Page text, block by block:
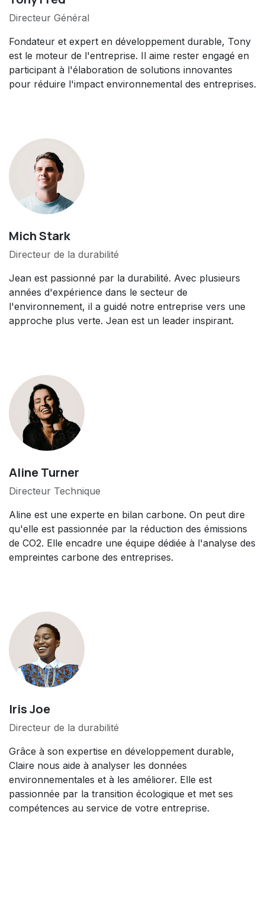
Directeur Général
Fondateur et expert en développement durable, Tony
est le moteur de l'entreprise. Il aime rester engagé en
participant à l'élaboration de solutions innovantes
pour réduire l'impact environnemental des entreprises.
Mich Stark
Directeur de la durabilité
Jean est passionné par la durabilité. Avec plusieurs
années d'expérience dans le secteur de
l'environnement, il a guidé notre entreprise vers une
approche plus verte. Jean est un leader inspirant.
Aline Turner
Directeur Technique
Aline est une experte en bilan carbone. On peut dire
qu'elle est passionnée par la réduction des émissions
de CO2. Elle encadre une équipe dédiée à l'analyse des
empreintes carbone des entreprises.
Iris Joe
Directeur de la durabilité
Grâce à son expertise en développement durable,
Claire nous aide à analyser les données
environnementales et à les améliorer. Elle est
passionnée par la transition écologique et met ses
compétences au service de votre entreprise.